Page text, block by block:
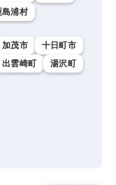
島浦村
加茂市
十日町市
出雲崎町
湯沢町